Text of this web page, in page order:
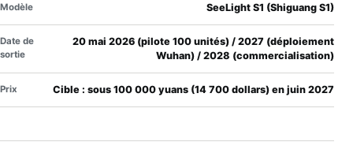
Modèle SeeLight S1 (Shiguang S1)
Date de
sortie
20 mai 2026 (pilote 100 unités) / 2027 (déploiement
Wuhan) / 2028 (commercialisation)
Prix Cible : sous 100 000 yuans (14 700 dollars) en juin 2027